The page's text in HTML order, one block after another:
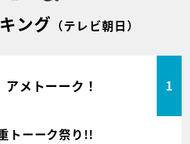
ング （テレビ朝日）
アメトーーク！ 1
トーーク祭り!!